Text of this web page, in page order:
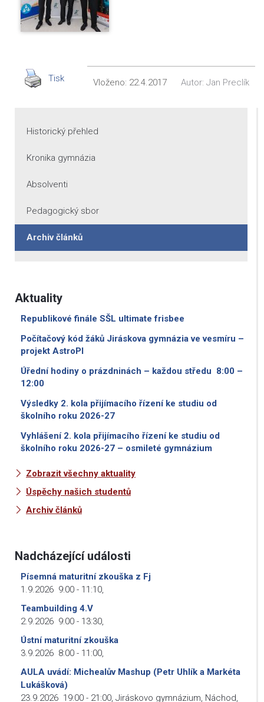
Tisk Vloženo: 22.4.2017 Autor: Jan Preclík
Historický přehled
Kronika gymnázia
Absolventi
Pedagogický sbor
Archiv článků
Aktuality
Republikové finále SŠL ultimate frisbee
Počítačový kód žáků Jiráskova gymnázia ve vesmíru –
projekt AstroPI
Úřední hodiny o prázdninách – každou středu 8:00 –
12:00
Výsledky 2. kola přijímacího řízení ke studiu od
školního roku 2026-27
Vyhlášení 2. kola přijímacího řízení ke studiu od
školního roku 2026-27 – osmileté gymnázium
Zobrazit všechny aktuality
Úspěchy našich studentů
Archiv článků
Nadcházející události
Písemná maturitní zkouška z Fj
1.9.2026 9:00 - 11:10
Teambuilding 4.V
2.9.2026 9:00 - 13:30
Ústní maturitní zkouška
3.9.2026 8:00 - 11:00
AULA uvádí: Michealův Mashup (Petr Uhlík a Markéta
Lukášková)
23.9.2026 19:00 - 21:00 Jiráskovo gymnázium, Náchod,